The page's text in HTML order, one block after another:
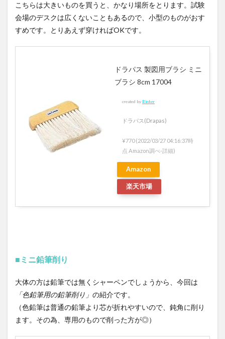
こちらは大きいものを買うと、かなり場所をとります。試験
会場のデスクは広くないこともあるので、小型のものがおす
すめです。とりあえず穿ければOKです。
ドラパス 製図用ブラシ ミニ
ブラシ 8cm 17004
created by Rinker
ドラパス(Drapas)
¥770 (2022/03/27 04:16:37時
点 Amazon調べ-詳細)
Amazon
楽天市場
■ミニ鉛筆削り
大体の方は鉛筆では無くシャーペンでしょうから、今回は
「色鉛筆用の鉛筆削り」 の紹介です。
（色鉛筆は普通の鉛筆より芯が折れやすいので、鈍角に削り
ます。その為、専用のもので削った方が◎）